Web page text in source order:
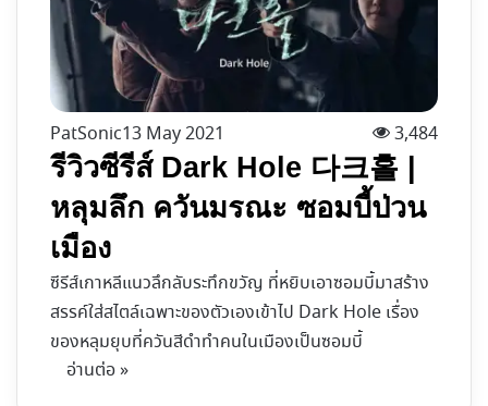
PatSonic13 May 2021 3,484
รีวิวซีรีส์ Dark Hole 다크홀 |
หลุมลึก ควันมรณะ ซอมบี้ป่วน
เมือง
ซีรีส์เกาหลีแนวลึกลับระทึกขวัญ ที่หยิบเอาซอมบี้มาสร้าง
สรรค์ใส่สไตล์เฉพาะของตัวเองเข้าไป Dark Hole เรื่อง
ของหลุมยุบที่ควันสีดำทำคนในเมืองเป็นซอมบี้
อ่านต่อ »